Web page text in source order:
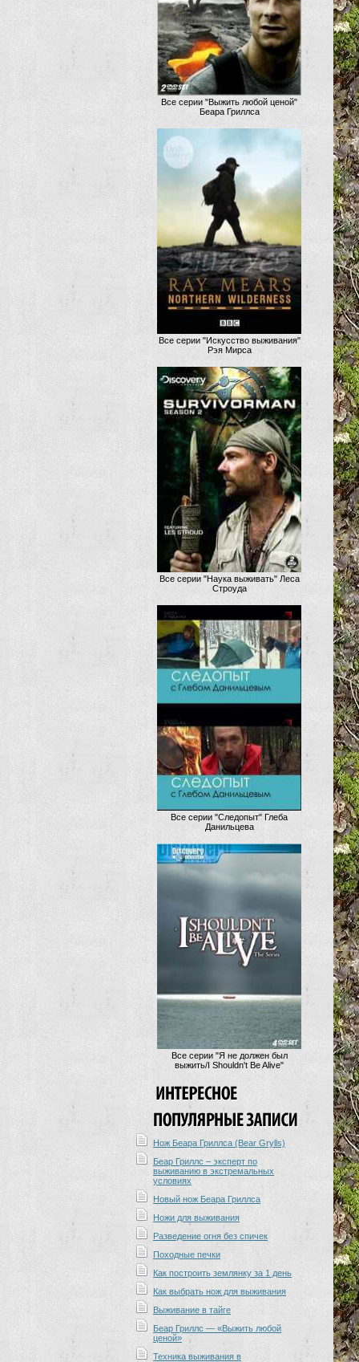
Все серии "Выжить любой ценой"
Беара Гриллса
Все серии "Искусство выживания"
Рэя Мирса
Все серии "Наука выживать" Леса
Строуда
Все серии "Следопыт" Глеба
Данильцева
Все серии "Я не должен был
выжить/I Shouldn't Be Alive"
Нож Беара Гриллса (Bear Grylls)
Беар Гриллс – эксперт по
выживанию в экстремальных
условиях
Новый нож Беара Гриллса
Ножи для выживания
Разведение огня без спичек
Походные печки
Как построить землянку за 1 день
Как выбрать нож для выживания
Выживание в тайге
Беар Гриллс — «Выжить любой
ценой»
Техника выживания в